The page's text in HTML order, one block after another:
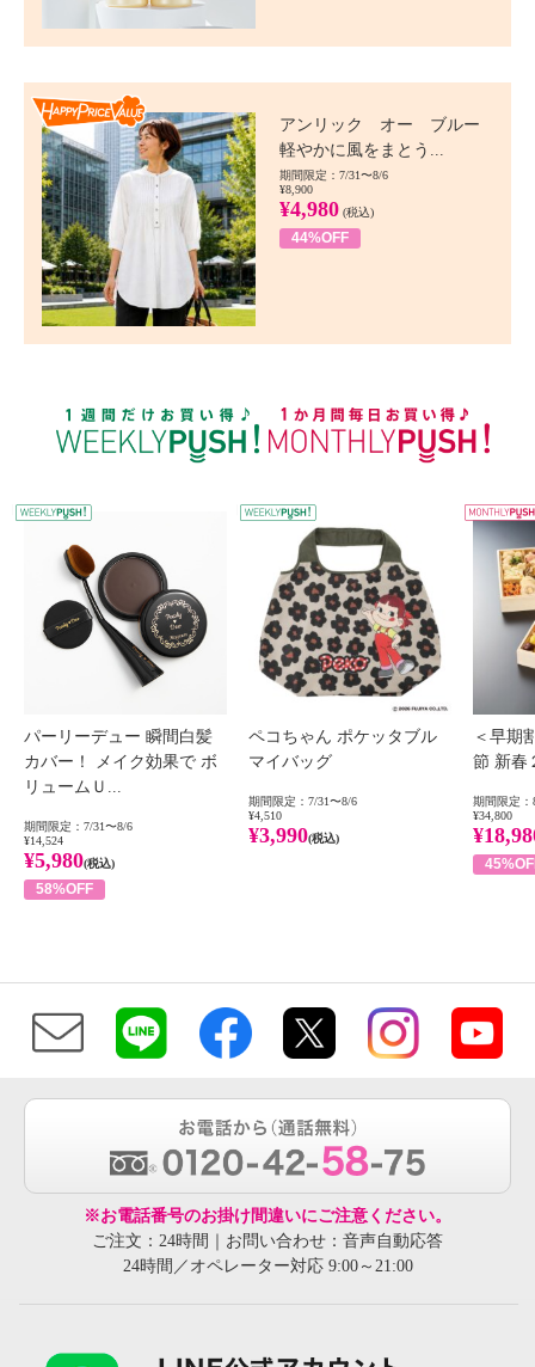
アンリック オー ブルー
軽やかに風をまとう...
期間限定：7/31〜8/6
¥8,900
¥4,980 (税込)
44%OFF
WEEKLY PUSH
パーリーデュー 瞬間白髪
カバー！ メイク効果で ボ
リュームＵ...
期間限定：7/31〜8/6
¥14,524
¥5,980(税込)
58%OFF
ペコちゃん ポケッタブル
マイバッグ
期間限定：7/31〜8/6
¥4,510
¥3,990(税込)
＜早期
節 新春
期間限定：
¥34,800
※お電話番号のお掛け間違いにご注意ください。
ご注文：24時間｜お問い合わせ：音声自動応答
24時間／オペレーター対応 9:00～21:00